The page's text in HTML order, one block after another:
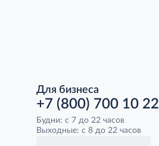
Для бизнеса
+7 (800) 700 10 22
Будни: с 7 до 22 часов
Выходные: с 8 до 22 часов